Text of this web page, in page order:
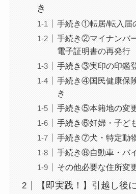
き
手続き①転居/転入届
手続き②マイナンバ
電子証明書の再発行
手続き③実印の印鑑
手続き④国民健康保
き
手続き⑤本籍地の変
手続き⑥妊婦・子ど
手続き⑦犬・特定動
手続き⑧自動車・バ
その他必要な住所変
【即実践！】引越し後